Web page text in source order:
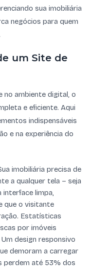
sua imobiliária
negócios para quem
um Site de
no ambiente digital, o
e eficiente. Aqui
indispensáveis
e na experiência do
imobiliária precisa de
a qualquer tela – seja
interface limpa,
que o visitante
Estatísticas
por imóveis
design responsivo
demoram a carregar
perdem até 53% dos